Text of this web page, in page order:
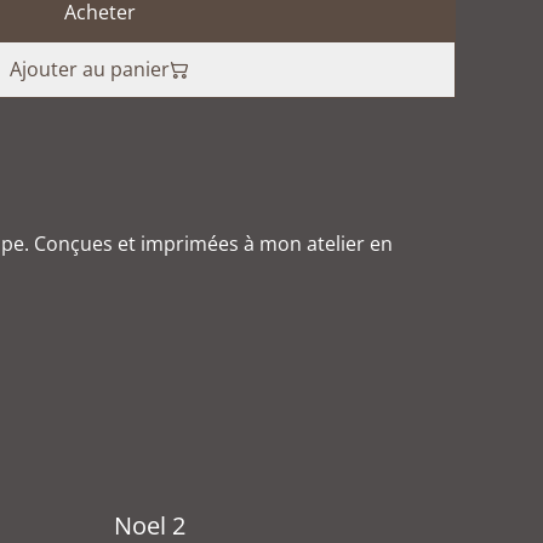
Acheter
Ajouter au panier
Conçues et imprimées à mon atelier en
Noel 2